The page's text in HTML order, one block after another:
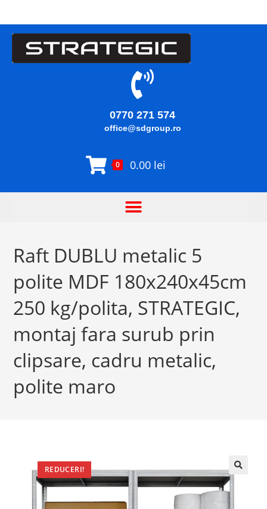
0770 271 574
office@sdgroup.ro
0 0.00 lei
Raft DUBLU metalic 5
polite MDF 180x240x45cm
250 kg/polita, STRATEGIC,
montaj fara surub prin
clipsare, cadru metalic,
polite maro
REDUCERI!